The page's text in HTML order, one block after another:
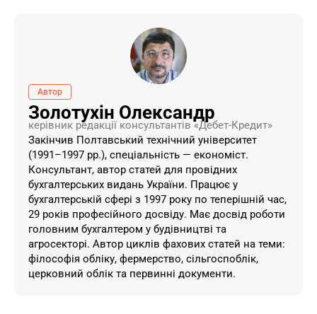
Автор
Золотухін Олександр
керівник редакції консультантів «Дебет-Кредит»
Закінчив Полтавський технічний університет
(1991–1997 рр.), спеціальність — економіст.
Консультант, автор статей для провідних
бухгалтерських видань України. ​Працює у
бухгалтерській сфері з 1997 року по теперішній час,
29 років професійного досвіду. Має досвід роботи
головним бухгалтером у будівництві та
агросекторі. Автор циклів фахових статей на теми:
філософія обліку, фермерство, сільгоспоблік,
церковний облік та первинні документи.